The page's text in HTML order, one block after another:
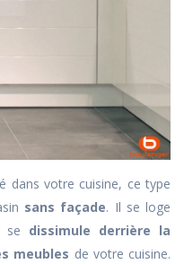
dans votre cuisine, ce type
sans façade. Il se loge
se dissimule derrière la
meubles de votre cuisine.